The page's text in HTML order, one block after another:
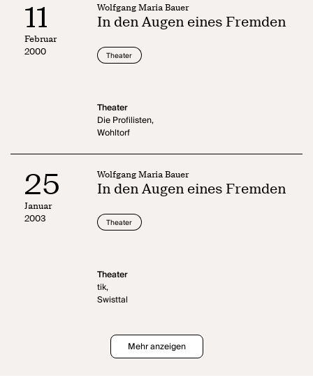
11
Februar
2000
Wolfgang Maria Bauer
In den Augen eines Fremden
Theater
Theater
Die Profilisten,
Wohltorf
25
Januar
2003
Wolfgang Maria Bauer
In den Augen eines Fremden
Theater
Theater
tik,
Swisttal
Mehr anzeigen